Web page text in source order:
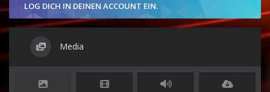
LOG DICH IN DEINEN ACCOUNT EIN.
Media